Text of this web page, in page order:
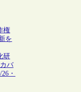
権
を
研
バ
・